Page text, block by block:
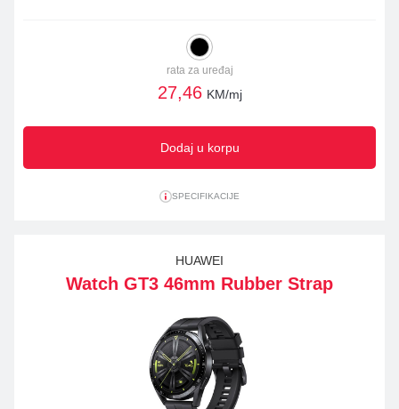
rata za uređaj
27,46 KM/mj
Dodaj u korpu
SPECIFIKACIJE
HUAWEI
Watch GT3 46mm Rubber Strap